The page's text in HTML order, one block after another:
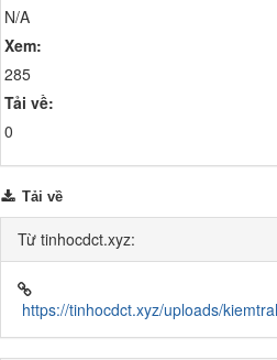
N/A
Xem:
285
Tải về:
0
Tải về
Từ tinhocdct.xyz:
https://tinhocdct.xyz/uploads/